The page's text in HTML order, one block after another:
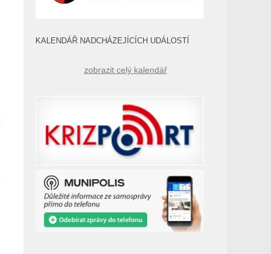
KALENDÁŘ NADCHÁZEJÍCÍCH UDÁLOSTÍ
zobrazit celý kalendář